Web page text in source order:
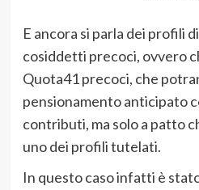
E ancora si parla dei profili
cosiddetti precoci, ovvero
Quota41 precoci, che
pensionamento anticipato
contributi, ma solo a patto
uno dei profili tutelati.
In questo caso infatti è